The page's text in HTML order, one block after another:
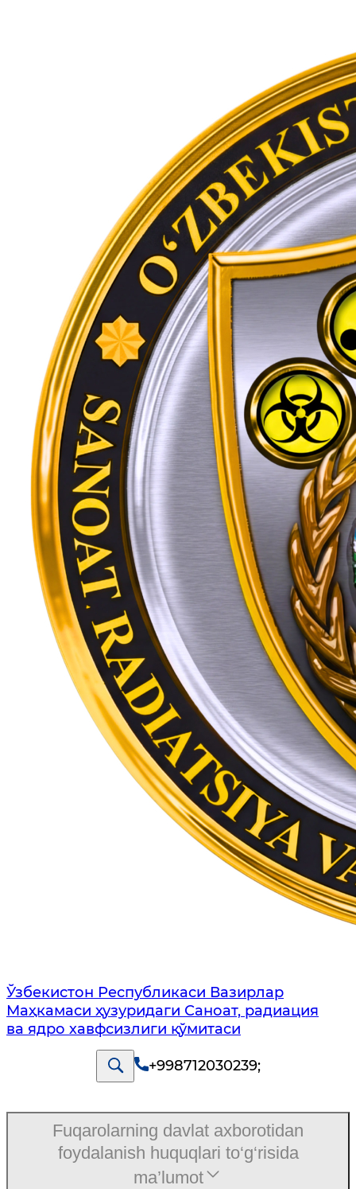
Ўзбекистон Республикаси Вазирлар
Маҳкамаси ҳузуридаги Саноат, радиация
ва ядро хавфсизлиги қўмитаси
+998712030239;
Fuqarolarning davlat axborotidan
foydalanish huquqlari to‘g‘risida
ma’lumot